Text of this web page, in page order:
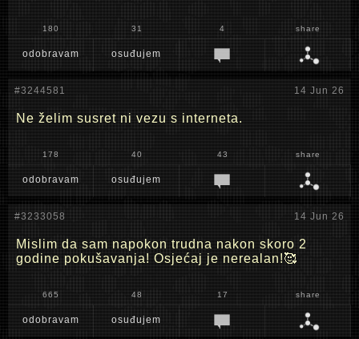
180 31 4 share
odobravam osuđujem
#3244581 14 Jun 26
Ne želim susret ni vezu s interneta.
178 40 43 share
odobravam osuđujem
#3233058 14 Jun 26
Mislim da sam napokon trudna nakon skoro 2
godine pokušavanja! Osjećaj je nerealan!🥰
665 48 17 share
odobravam osuđujem